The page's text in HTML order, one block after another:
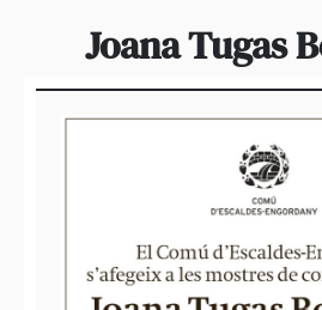
Joana Tugas